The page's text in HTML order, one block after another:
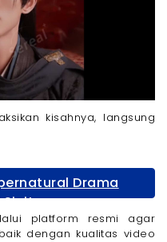
kisahnya, langsung
Drama
platform resmi agar
dengan kualitas video